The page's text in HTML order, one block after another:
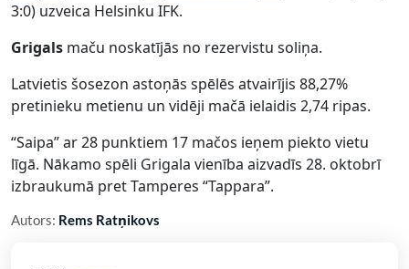
3:0) uzveica Helsinku IFK.
Grigals maču noskatījās no rezervistu soliņa.
Latvietis šosezon astoņās spēlēs atvairījis 88,27%
pretinieku metienu un vidēji mačā ielaidis 2,74 ripas.
“Saipa” ar 28 punktiem 17 mačos ieņem piekto vietu
līgā. Nākamo spēli Grigala vienība aizvadīs 28. oktobrī
izbraukumā pret Tamperes “Tappara”.
Autors: Rems Ratņikovs